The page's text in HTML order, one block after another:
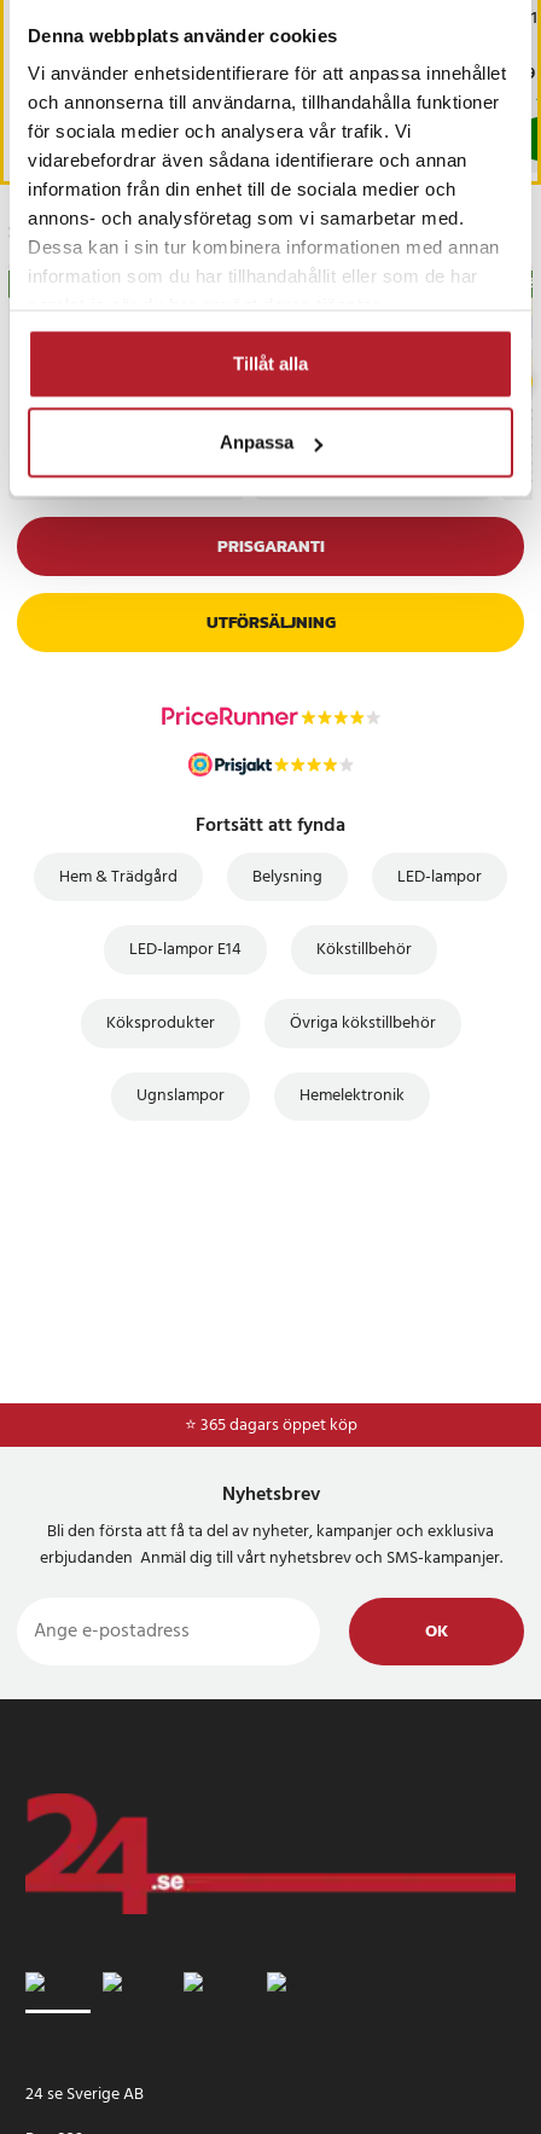
Denna webbplats använder cookies
Vi använder enhetsidentifierare för att anpassa innehållet
och annonserna till användarna, tillhandahålla funktioner
för sociala medier och analysera vår trafik. Vi
vidarebefordrar även sådana identifierare och annan
information från din enhet till de sociala medier och
annons- och analysföretag som vi samarbetar med.
Dessa kan i sin tur kombinera informationen med annan
information som du har tillhandahållit eller som de har
Tillåt alla
Anpassa
Pris :89 kr
89 kr
I lager, levereras inom 1-2 vardagar
Köp
Nuvarande pris:
35 krTidigare pris: 49 kr
35 kr 49 kr
Just nu har vi bara 3 kvar av denna
Köp
Senast besökta
BÄSTSÄLJARE
PRISGARANTI
UTFÖRSÄLJNING
Fortsätt att fynda
Hem & Trädgård Belysning LED-lampor
LED-lampor E14 Kökstillbehör
Köksprodukter Övriga kökstillbehör
Ugnslampor Hemelektronik
⭐ 365 dagars öppet köp
⭐Frakt 49kr *
Nyhetsbrev
Bli den första att få ta del av nyheter, kampanjer och exklusiva
erbjudanden Anmäl dig till vårt nyhetsbrev och SMS-kampanjer.
OK
24 se Sverige AB